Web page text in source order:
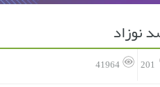
نوزاد
41964 201